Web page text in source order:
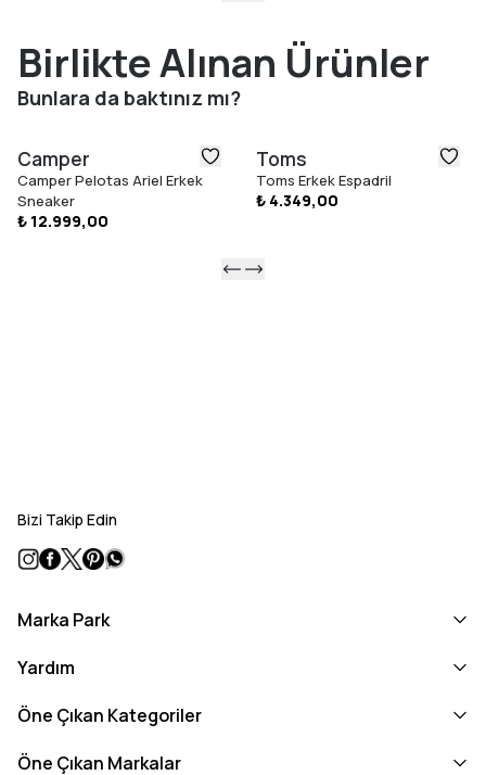
TOMS ayakkabılar tam kalıptır ve yalnızca standart (orta)
genişlikte sunulur. Normalde hangi numarayı giyiyorsanız, o
bedeni sipariş etmenizi öneririz. Eğer iki numara arasında
tercih etmenizi tavsiye ederiz.
Birlikte Alınan Ürünler
Bunlara da baktınız mı?
Camper
Camper Pelotas Ariel Erkek
Sneaker
₺ 12.999,00
Toms
Toms Erkek Espadril
₺ 4.349,00
Bizi Takip Edin
Marka Park
Yardım
Öne Çıkan Kategoriler
Öne Çıkan Markalar